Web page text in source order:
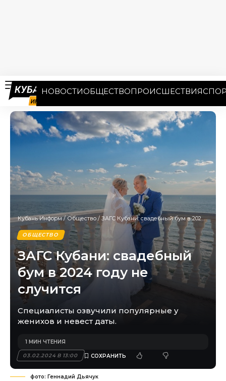
НОВОСТИОБЩЕСТВОПРОИСШЕСТВИЯ
Кубань Информ/Общество / ЗАГС Кубани: свадебный бум в 2024 году не случится
ОБЩЕСТВО
ЗАГС Кубани: свадебный
бум в 2024 году не
случится
Специалисты озвучили популярные у
женихов и невест даты.
03.02.2024 В 13:00
1 МИН ЧТЕНИЯ
фото: Геннадий Дьячук